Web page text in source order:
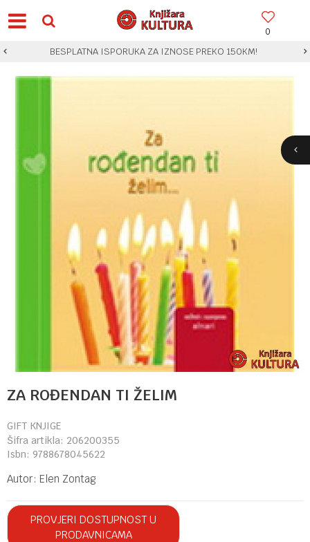
0
BESPLATNA ISPORUKA ZA IZNOSE PREKO 150KM!
ZA ROĐENDAN TI ŽELIM
GIFT KNJIGE
Šifra artikla: 206200355
Isbn: 9788678045622
Autor: Elen Zontag
PROVJERI DOSTUPNOST U
PRODAVNICAMA